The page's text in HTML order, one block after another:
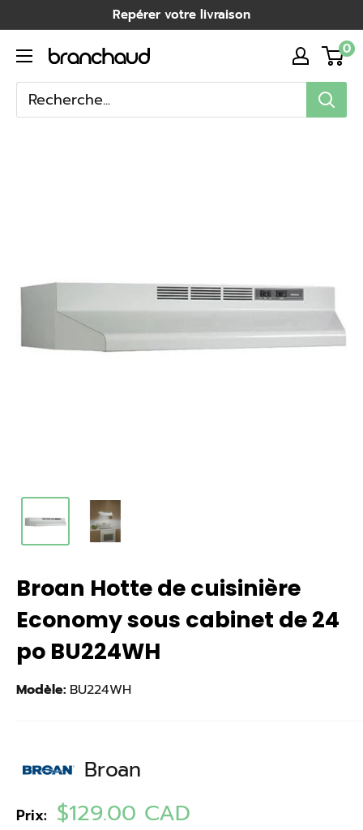
au
contenu
Repérer votre livraison
Branchaud
0
Broan Hotte de cuisinière
Economy sous cabinet de 24
po BU224WH
Modèle: BU224WH
Broan
Prix: Prix
$129.00 CAD